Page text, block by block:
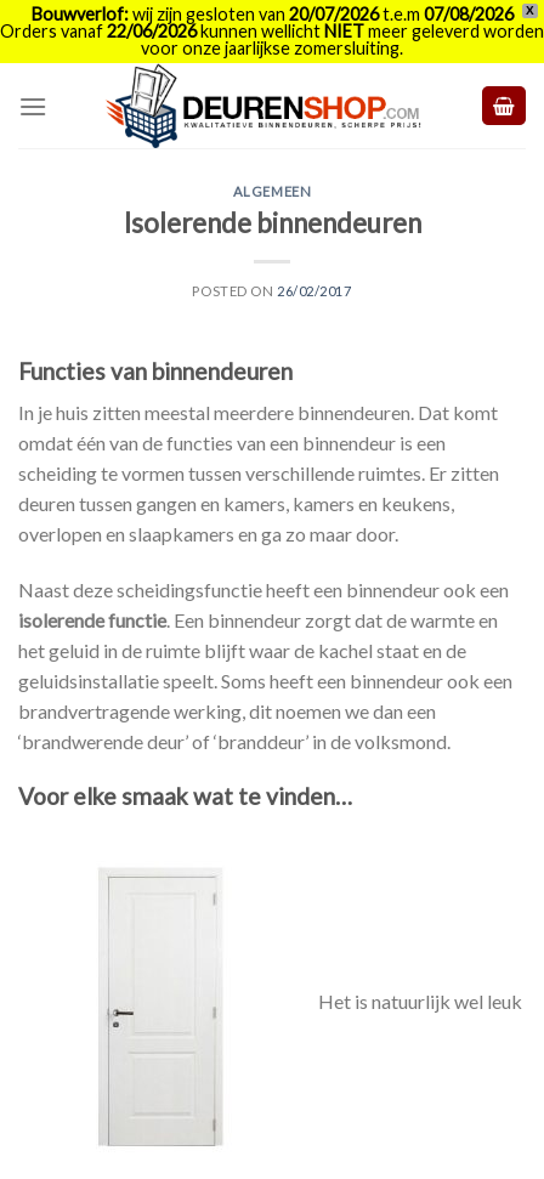
X
Bouwverlof:wij zijn gesloten van 20/07/2026t.e.m 07/08/2026
Orders vanaf22/06/2026kunnen wellichtNIETmeer geleverd worden
voor onze jaarlijkse zomersluiting.
ALGEMEEN
Isolerende binnendeuren
POSTED ON 26/02/2017
Functies van binnendeuren
In je huis zitten meestal meerdere binnendeuren. Dat komt
omdat één van de functies van een binnendeur is een
scheiding te vormen tussen verschillende ruimtes. Er zitten
deuren tussen gangen en kamers, kamers en keukens,
overlopen en slaapkamers en ga zo maar door.
Naast deze scheidingsfunctie heeft een binnendeur ook een
isolerende functie. Een binnendeur zorgt dat de warmte en
het geluid in de ruimte blijft waar de kachel staat en de
geluidsinstallatie speelt. Soms heeft een binnendeur ook een
brandvertragende werking, dit noemen we dan een
‘brandwerende deur’ of ‘branddeur’ in de volksmond.
Voor elke smaak wat te vinden…
Het is natuurlijk wel leuk